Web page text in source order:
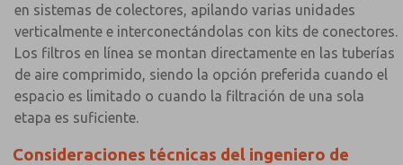
en sistemas de colectores, apilando varias unidades
verticalmente e interconectándolas con kits de conectores.
Los filtros en línea se montan directamente en las tuberías
de aire comprimido, siendo la opción preferida cuando el
espacio es limitado o cuando la filtración de una sola
etapa es suficiente.
Consideraciones técnicas del ingeniero de